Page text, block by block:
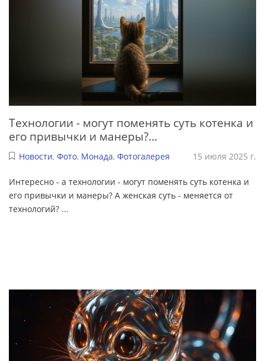
Технологии - могут поменять суть котенка и
его привычки и манеры?...
Новости, Фото, Монада, Фотогалерея 15 июля 2025 г.
Интересно - а технологии - могут поменять суть котенка и
его привычки и манеры? А женская суть - меняется от
технологий? ...